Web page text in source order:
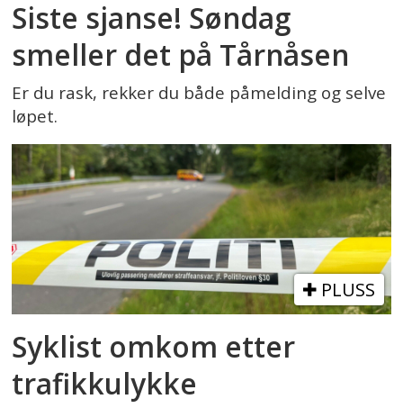
Siste sjanse! Søndag
smeller det på Tårnåsen
Er du rask, rekker du både påmelding og selve
løpet.
PLUSS
Syklist omkom etter
trafikkulykke